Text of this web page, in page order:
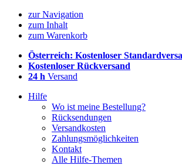
zur Navigation
zum Inhalt
zum Warenkorb
Österreich: Kostenloser
Kostenloser Rückversand
24 h Versand
Hilfe
Wo ist meine Bestellung?
Rücksendungen
Versandkosten
Zahlungsmöglichkeiten
Kontakt
Alle Hilfe-Themen